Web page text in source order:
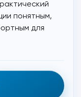
понятным,
для